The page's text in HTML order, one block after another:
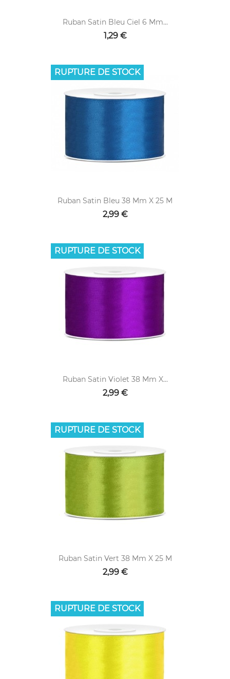
Ruban Satin Bleu Ciel 6 Mm...
1,29 €
Ruban Satin Bleu 38 Mm X 25 M
2,99 €
RUPTURE DE STOCK
Ruban Satin Violet 38 Mm X...
2,99 €
RUPTURE DE STOCK
Ruban Satin Vert 38 Mm X 25 M
2,99 €
RUPTURE DE STOCK
RUPTURE DE STOCK